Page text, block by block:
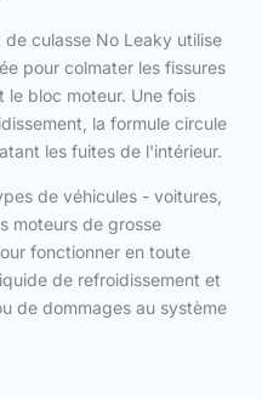
culasse No Leaky utilise
pour colmater les fissures
le bloc moteur. Une fois
la formule circule
les fuites de l'intérieur.
de véhicules - voitures,
moteurs de grosse
fonctionner en toute
de refroidissement et
de dommages au système